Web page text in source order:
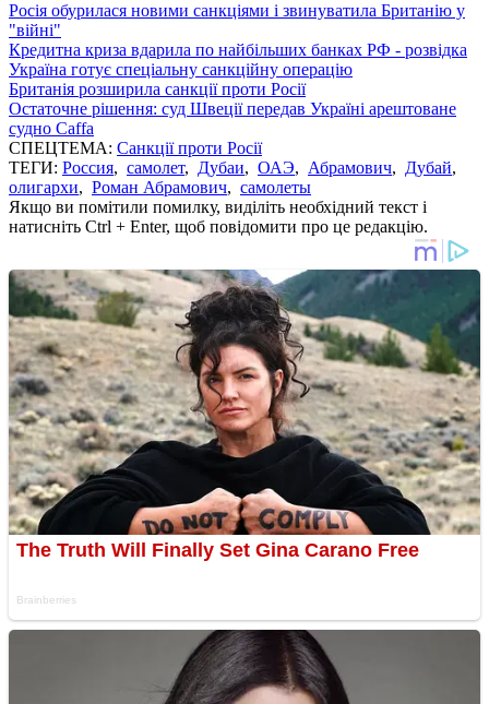
Росія обурилася новими санкціями і звинуватила Британію у
"війні"
Кредитна криза вдарила по найбільших банках РФ - розвідка
Україна готує спеціальну санкційну операцію
Британія розширила санкції проти Росії
Остаточне рішення: суд Швеції передав Україні арештоване
судно Caffa
СПЕЦТЕМА: Санкції проти Росії
ТЕГИ: Россия, самолет, Дубаи, ОАЭ, Абрамович, Дубай,
олигархи, Роман Абрамович, самолеты
Якщо ви помітили помилку, виділіть необхідний текст і
натисніть Ctrl + Enter, щоб повідомити про це редакцію.